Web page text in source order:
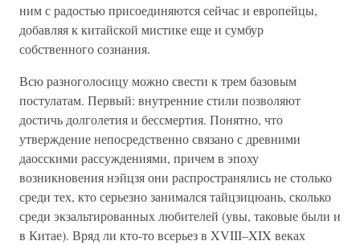
ним с радостью присоединяются сейчас и европейцы,
добавляя к китайской мистике еще и сумбур
собственного сознания.
Всю разноголосицу можно свести к трем базовым
постулатам. Первый: внутренние стили позволяют
достичь долголетия и бессмертия. Понятно, что
утверждение непосредственно связано с древними
даосскими рассуждениями, причем в эпоху
возникновения нэйцзя они распространялись не столько
среди тех, кто серьезно занимался тайцзицюань, сколько
среди экзальтированных любителей (увы, таковые были и
в Китае). Вряд ли кто-то всерьез в XVIII–XIX веках